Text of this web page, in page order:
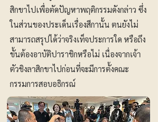
สิกขาไปเพื่อตัดปัญหาพฤติกรรมดังกล่าว ซึ่ง
ในส่วนของประเด็นเรื่องสีกานั้น ตนยังไม่
สามารถสรุปได้ว่าจริงเท็จประการใด หรือถึง
ขั้นต้องอาบัติปาราชิกหรือไม่ เนื่องจากเจ้า
ตัวชิงลาสิกขาไปก่อนที่จะมีการตั้งคณะ
กรรมการสอบอธิกรณ์